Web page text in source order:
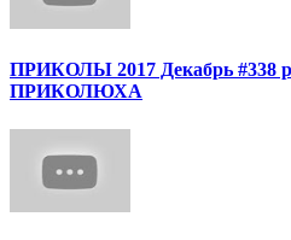
ПРИКОЛЫ 2017 Декабрь #338
ПРИКОЛЮХА